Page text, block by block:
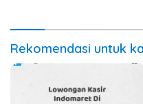
Rekomendasi untuk